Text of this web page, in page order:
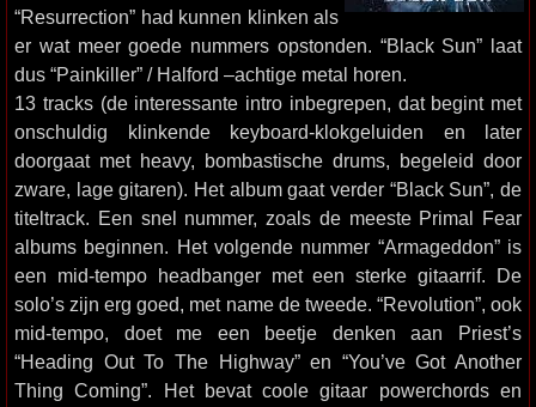
“Resurrection” had kunnen klinken als
er wat meer goede nummers opstonden. “Black Sun” laat
dus “Painkiller” / Halford –achtige metal horen.
13 tracks (de interessante intro inbegrepen, dat begint met
onschuldig klinkende keyboard-klokgeluiden en later
doorgaat met heavy, bombastische drums, begeleid door
zware, lage gitaren). Het album gaat verder “Black Sun”, de
titeltrack. Een snel nummer, zoals de meeste Primal Fear
albums beginnen. Het volgende nummer “Armageddon” is
een mid-tempo headbanger met een sterke gitaarrif. De
solo’s zijn erg goed, met name de tweede. “Revolution”, ook
mid-tempo, doet me een beetje denken aan Priest’s
“Heading Out To The Highway” en “You’ve Got Another
Thing Coming”. Het bevat coole gitaar powerchords en